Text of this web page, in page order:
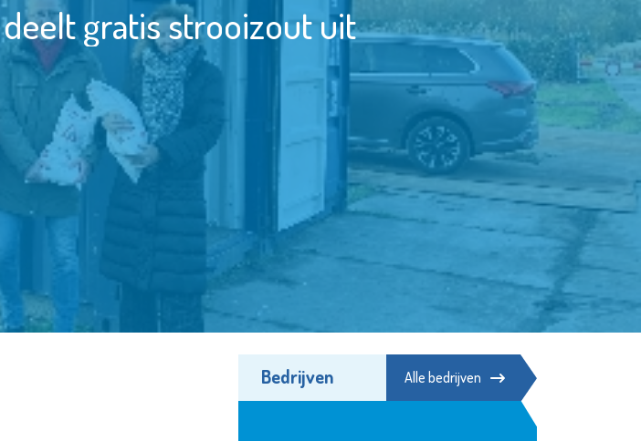
gratis strooizout uit
Bedrijven Alle bedrijven